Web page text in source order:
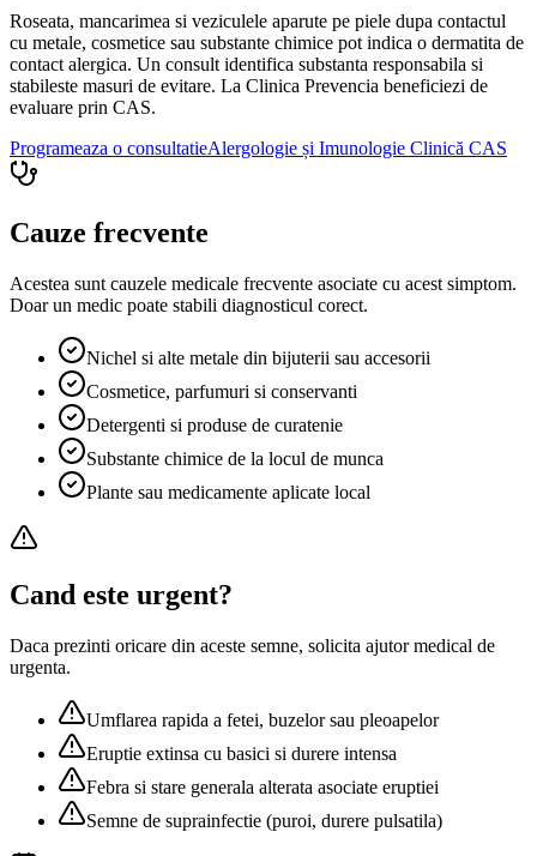
Roseata, mancarimea si veziculele aparute pe piele dupa contactul
cu metale, cosmetice sau substante chimice pot indica o dermatita de
contact alergica. Un consult identifica substanta responsabila si
stabileste masuri de evitare. La Clinica Prevencia beneficiezi de
evaluare prin CAS.
Programeaza o consultatieAlergologie și Imunologie Clinică CAS
Cauze frecvente
Acestea sunt cauzele medicale frecvente asociate cu acest simptom.
Doar un medic poate stabili diagnosticul corect.
Nichel si alte metale din bijuterii sau accesorii
Cosmetice, parfumuri si conservanti
Detergenti si produse de curatenie
Substante chimice de la locul de munca
Plante sau medicamente aplicate local
Cand este urgent?
Daca prezinti oricare din aceste semne, solicita ajutor medical de
urgenta.
Umflarea rapida a fetei, buzelor sau pleoapelor
Eruptie extinsa cu basici si durere intensa
Febra si stare generala alterata asociate eruptiei
Semne de suprainfectie (puroi, durere pulsatila)